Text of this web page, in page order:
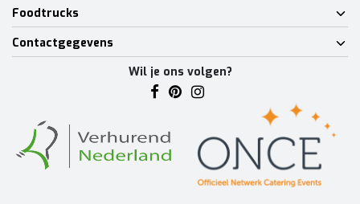
Foodtrucks
Contactgegevens
Wil je ons volgen?